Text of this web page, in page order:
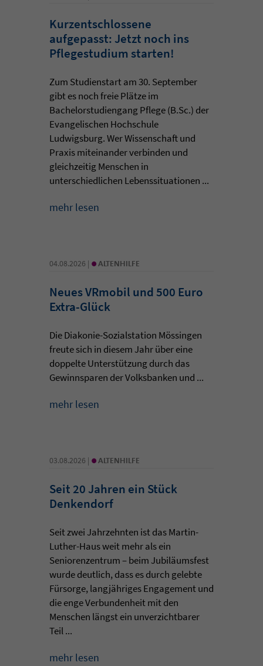
Kurzentschlossene
aufgepasst: Jetzt noch ins
Pflegestudium starten!
Zum Studienstart am 30. September
gibt es noch freie Plätze im
Bachelorstudiengang Pflege (B.Sc.) der
Evangelischen Hochschule
Ludwigsburg. Wer Wissenschaft und
Praxis miteinander verbinden und
gleichzeitig Menschen in
unterschiedlichen Lebenssituationen ...
mehr lesen
04.08.2026 | • ALTENHILFE
Neues VRmobil und 500 Euro
Extra-Glück
Die Diakonie-Sozialstation Mössingen
freute sich in diesem Jahr über eine
doppelte Unterstützung durch das
Gewinnsparen der Volksbanken und ...
mehr lesen
03.08.2026 | • ALTENHILFE
Seit 20 Jahren ein Stück
Denkendorf
Seit zwei Jahrzehnten ist das Martin-
Luther-Haus weit mehr als ein
Seniorenzentrum – beim Jubiläumsfest
wurde deutlich, dass es durch gelebte
Fürsorge, langjähriges Engagement und
die enge Verbundenheit mit den
Menschen längst ein unverzichtbarer
Teil ...
mehr lesen